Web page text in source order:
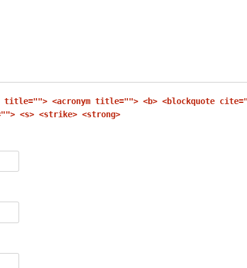
<acronym title=""> <b> <blockquote
<s> <strike> <strong>